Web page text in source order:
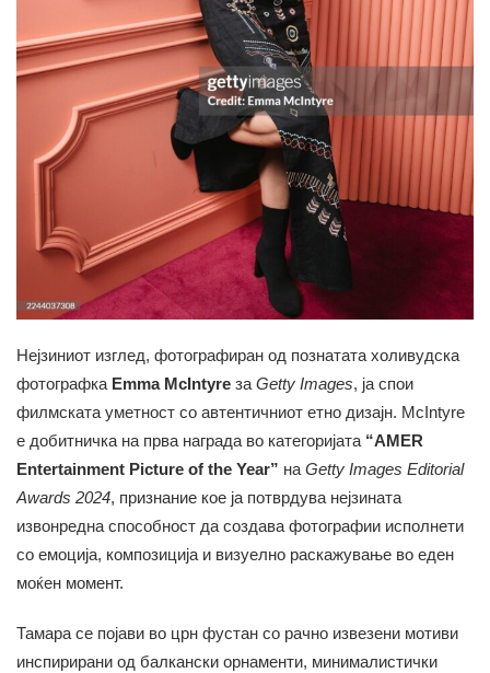
Нејзиниот изглед, фотографиран од познатата холивудска
фотографка Emma McIntyre за Getty Images, ја спои
филмската уметност со автентичниот етно дизајн. McIntyre
е добитничка на прва награда во категоријата “AMER
Entertainment Picture of the Year” на Getty Images Editorial
Awards 2024, признание кое ја потврдува нејзината
извонредна способност да создава фотографии исполнети
со емоција, композиција и визуелно раскажување во еден
моќен момент.
Тамара се појави во црн фустан со рачно извезени мотиви
инспирирани од балкански орнаменти, минималистички